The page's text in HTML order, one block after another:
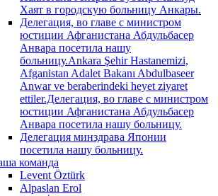
Хаят в городскую больницу Анкары.
Делегация, во главе с министром
юстиции Афганистана Абдульбасер
Анвара посетила нашу
больницу.Ankara Şehir Hastanemizi,
Afganistan Adalet Bakanı Abdulbaseer
Anwar ve beraberindeki heyet ziyaret
ettiler.Делегация, во главе с министром
юстиции Афганистана Абдульбасер
Анвара посетила нашу больницу.
Делегация минздрава Японии
посетила нашу больницу.
команда
Levent Öztürk
Alpaslan Erol